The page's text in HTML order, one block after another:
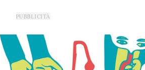
PUBBLICITÀ